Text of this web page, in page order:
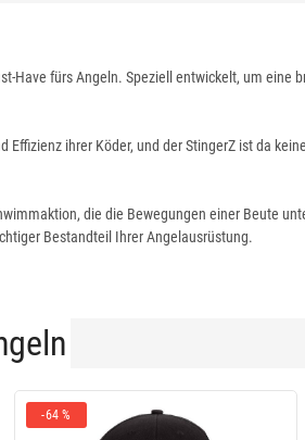
Have fürs Angeln. Speziell entwickelt, um
Effizienz ihrer Köder, und der StingerZ ist da
die die Bewegungen einer Beute
Bestandteil Ihrer Angelausrüstung.
-64 %